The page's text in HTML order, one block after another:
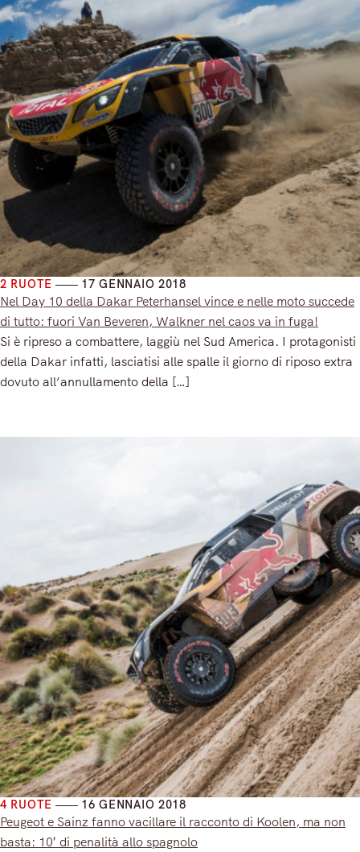
2 RUOTE 17 GENNAIO 2018
Nel Day 10 della Dakar Peterhansel vince e nelle moto succede
di tutto: fuori Van Beveren, Walkner nel caos va in fuga!
Si è ripreso a combattere, laggiù nel Sud America. I protagonisti
della Dakar infatti, lasciatisi alle spalle il giorno di riposo extra
dovuto all’annullamento della […]
4 RUOTE 16 GENNAIO 2018
Peugeot e Sainz fanno vacillare il racconto di Koolen, ma non
basta: 10′ di penalità allo spagnolo